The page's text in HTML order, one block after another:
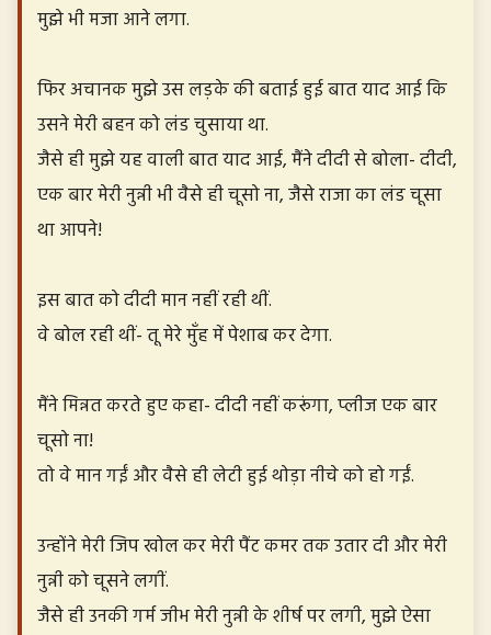
मुझे भी मजा आने लगा.
फिर अचानक मुझे उस लड़के की बताई हुई बात याद आई कि
उसने मेरी बहन को लंड चुसाया था.
जैसे ही मुझे यह वाली बात याद आई, मैंने दीदी से बोला- दीदी,
एक बार मेरी नुन्नी भी वैसे ही चूसो ना, जैसे राजा का लंड चूसा
था आपने!
इस बात को दीदी मान नहीं रही थीं.
वे बोल रही थीं- तू मेरे मुँह में पेशाब कर देगा.
मैंने मिन्नत करते हुए कहा- दीदी नहीं करूंगा, प्लीज एक बार
चूसो ना!
तो वे मान गईं और वैसे ही लेटी हुई थोड़ा नीचे को हो गईं.
उन्होंने मेरी जिप खोल कर मेरी पैंट कमर तक उतार दी और मेरी
नुन्नी को चूसने लगीं.
जैसे ही उनकी गर्म जीभ मेरी नुन्नी के शीर्ष पर लगी, मुझे ऐसा